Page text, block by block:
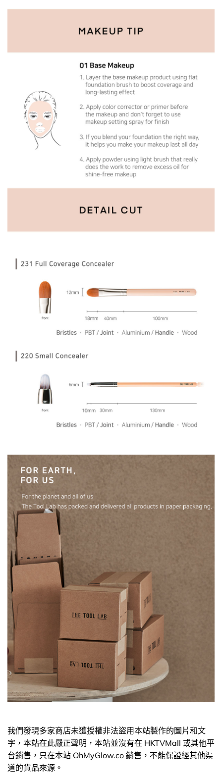
我們發現多家商店未獲授權非法盜用本站製作的圖片和文
字，本站在此嚴正聲明，本站並沒有在 HKTVMall 或其他平
台銷售，只在本站 OhMyGlow.co 銷售，不能保證經其他渠
道的貨品來源。